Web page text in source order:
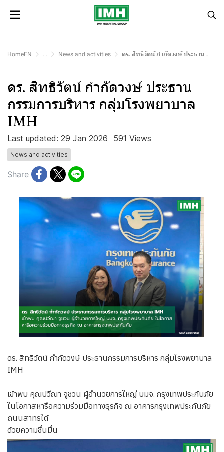
HomeEN ... News and activities ดร. สิทธิวัตน์ กำกัดวงษ์ ประธานกรรมการบริหาร กลุ่มโรงพยาบาล IMH
ดร. สิทธิวัตน์ กำกัดวงษ์ ประธาน
กรรมการบริหาร กลุ่มโรงพยาบาล
IMH
Last updated: 29 Jan 2026 591 Views
News and activities
Share
ดร. สิทธิวัตน์ กำกัดวงษ์ ประธานกรรมการบริหาร กลุ่มโรงพยาบาล
IMH
เข้าพบ คุณปวีณา จูชวน ผู้อำนวยการใหญ่ บมจ. กรุงเทพ​ประกันภัย​
ในโอกาสหารือความร่วมมือทางธุรกิจ ณ อาคารกรุงเทพ​ประกันภัย​
ถนนสาทรใต้
ด้วยความชื่นมื่น